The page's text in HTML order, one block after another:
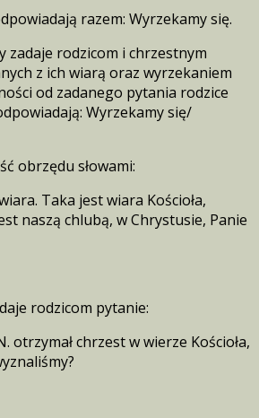
razem: Wyrzekamy się.
zadaje rodzicom i chrzestnym
z ich wiarą oraz wyrzekaniem
od zadanego pytania rodzice
Wyrzekamy się/
obrzędu słowami:
Taka jest wiara Kościoła,
naszą chlubą, w Chrystusie, Panie
rodzicom pytanie:
otrzymał chrzest w wierze Kościoła,